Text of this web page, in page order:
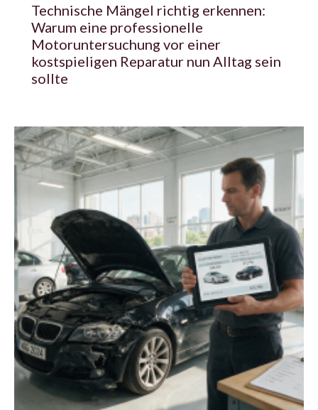
Technische Mängel richtig erkennen:
Warum eine professionelle
Motoruntersuchung vor einer
kostspieligen Reparatur nun Alltag sein
sollte